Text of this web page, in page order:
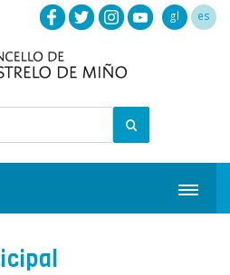
gl es